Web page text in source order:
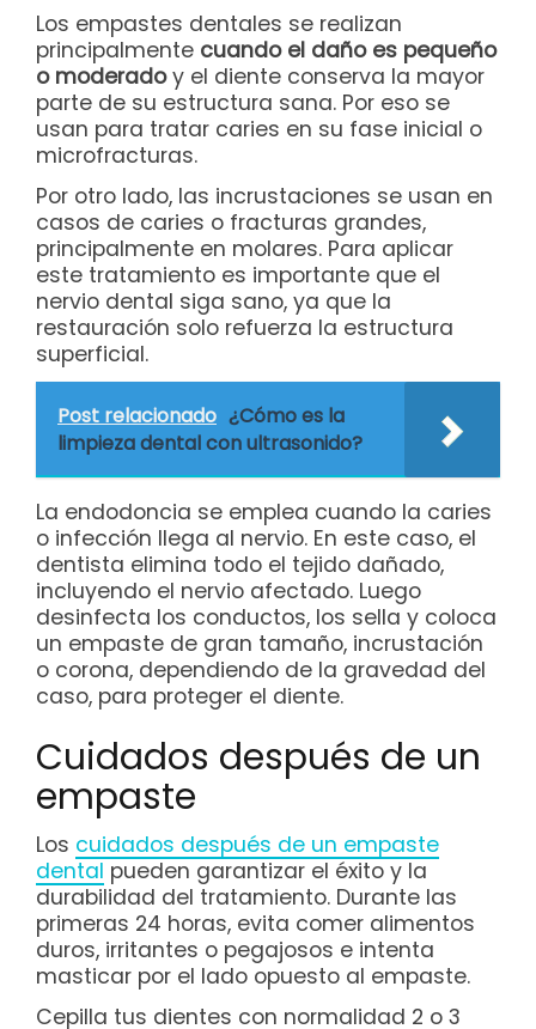
Los empastes dentales se realizan
principalmente cuando el daño es pequeño
o moderadoy el diente conserva la mayor
parte de su estructura sana. Por eso se
usan para tratar caries en su fase inicial o
microfracturas.
Por otro lado, las incrustaciones se usan en
casos de caries o fracturas grandes,
principalmente en molares. Para aplicar
este tratamiento es importante que el
nervio dental siga sano, ya que la
restauración solo refuerza la estructura
superficial.
Post relacionado ¿Cómo es la
limpieza dental con ultrasonido?
La endodoncia se emplea cuando la caries
o infección llega al nervio. En este caso, el
dentista elimina todo el tejido dañado,
incluyendo el nervio afectado. Luego
desinfecta los conductos, los sella y coloca
un empaste de gran tamaño, incrustación
o corona, dependiendo de la gravedad del
caso, para proteger el diente.
Cuidados después de un
empaste
Los cuidados después de un empaste
dental pueden garantizar el éxito y la
durabilidad del tratamiento. Durante las
primeras 24 horas, evita comer alimentos
duros, irritantes o pegajosos e intenta
masticar por el lado opuesto al empaste.
Cepilla tus dientes con normalidad 2 o 3